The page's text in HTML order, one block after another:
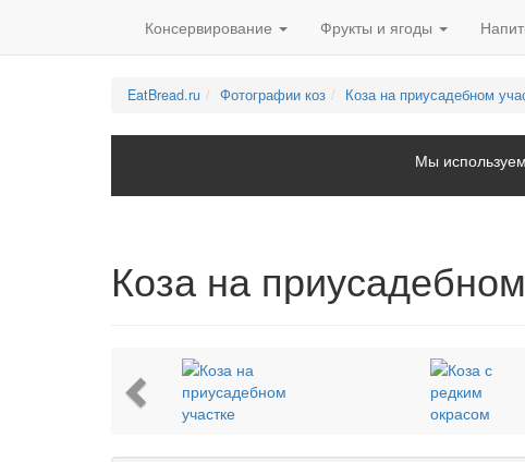
Консервирование Фрукты и ягоды
EatBread.ru Фотографии коз Коза на приусадебном
Мы
Коза на
Previous